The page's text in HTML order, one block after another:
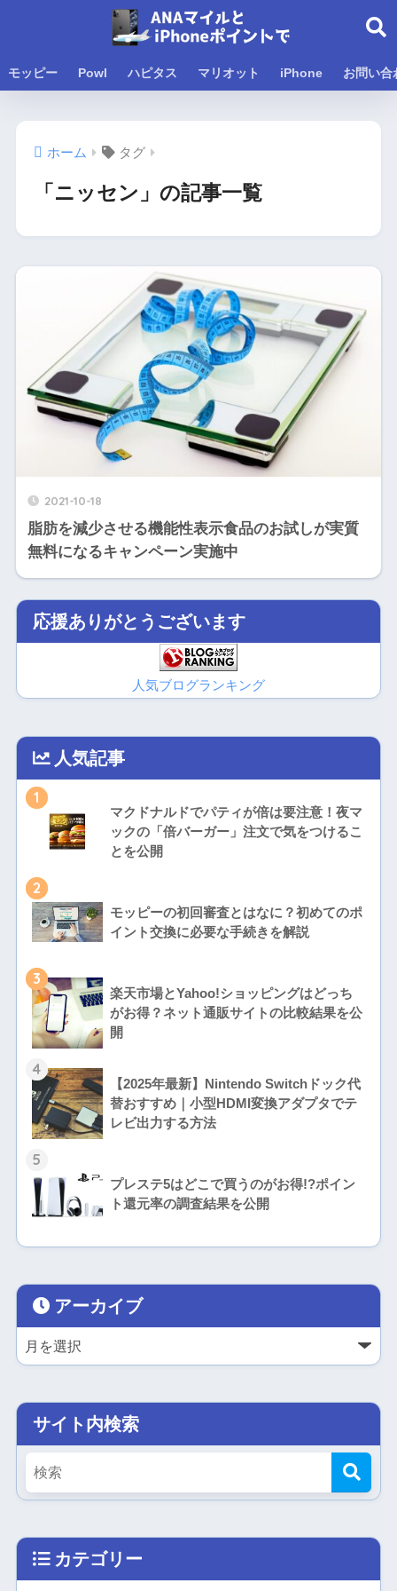
モッピー Powl ハピタス マリオット iPhone お問い合
ホーム タグ
「ニッセン」の記事一覧
2021-10-18
脂肪を減少させる機能性表示食品のお試しが実質
無料になるキャンペーン実施中
応援ありがとうございます
人気ブログランキング
人気記事
1
マクドナルドでパティが倍は要注意！夜マ
ックの「倍バーガー」注文で気をつけるこ
とを公開
2
モッピーの初回審査とはなに？初めてのポ
イント交換に必要な手続きを解説
3
楽天市場とYahoo!ショッピングはどっち
がお得？ネット通販サイトの比較結果を公
開
4
【2025年最新】Nintendo Switchドック代
替おすすめ｜小型HDMI変換アダプタでテ
レビ出力する方法
5
プレステ5はどこで買うのがお得!?ポイン
ト還元率の調査結果を公開
アーカイブ
サイト内検索
カテゴリー